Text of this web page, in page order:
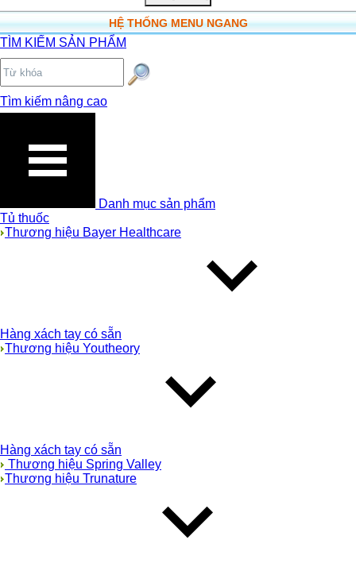
HỆ THỐNG MENU NGANG
TÌM KIẾM SẢN PHẨM
Tìm kiếm nâng cao
Danh mục sản phẩm
Tủ thuốc
Thương hiệu Bayer Healthcare
Hàng xách tay có sẵn
Thương hiệu Youtheory
Hàng xách tay có sẵn
Thương hiệu Spring Valley
Thương hiệu Trunature